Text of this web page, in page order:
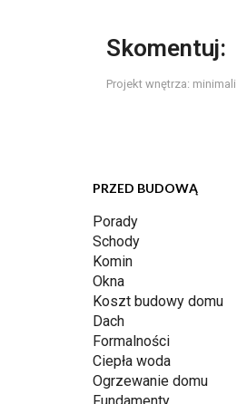
Skomentuj:
Projekt wnętrza:
PRZED BUDOWĄ
Porady
Schody
Komin
Okna
Koszt budowy domu
Dach
Formalności
Ciepła woda
Ogrzewanie domu